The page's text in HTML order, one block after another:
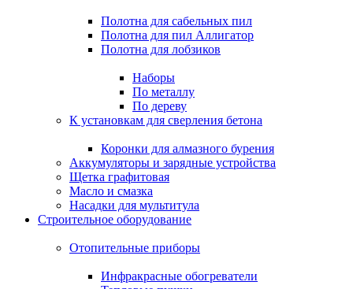
Полотна для сабельных пил
Полотна для пил Аллигатор
Полотна для лобзиков
Наборы
По металлу
По дереву
К установкам для сверления бетона
Коронки для алмазного бурения
Аккумуляторы и зарядные устройства
Щетка графитовая
Масло и смазка
Насадки для мультитула
Строительное оборудование
Отопительные приборы
Инфракрасные обогреватели